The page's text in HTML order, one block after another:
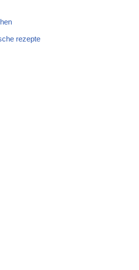
rezepte